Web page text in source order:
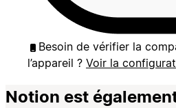
Besoin de vérifier la
l’appareil ? Voir la
Notion est